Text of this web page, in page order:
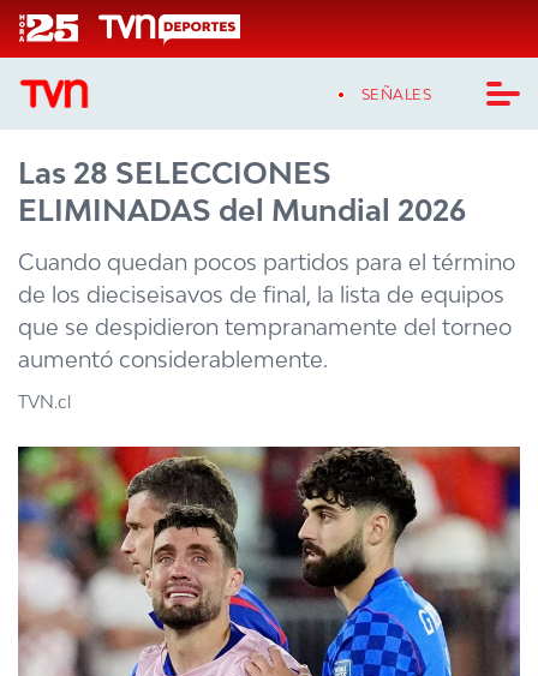
Click acá para ir directamente al contenido
SEÑALES
CASTING MASTERCHEF CHILE
CASTING TVN VERTICAL
TVN VERTICAL
PROGRAMAS
TELESERIES
NTV
ACTUALIDAD Y TENDENCIAS
CORPORATIVO Y TRANSPARENCIA
Las 28 SELECCIONES
ELIMINADAS del Mundial 2026
Cuando quedan pocos partidos para el término
de los dieciseisavos de final, la lista de equipos
que se despidieron tempranamente del torneo
aumentó considerablemente.
TVN.cl